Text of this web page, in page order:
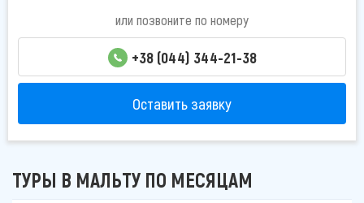
или позвоните по номеру
+38 (044) 344-21-38
Оставить заявку
ТУРЫ В МАЛЬТУ ПО МЕСЯЦАМ